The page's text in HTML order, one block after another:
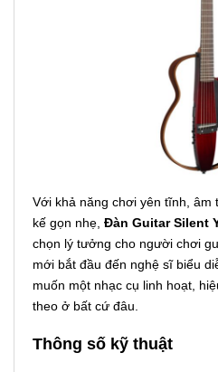
Với khả năng chơi yên tĩnh, âm
kế gọn nhẹ, Đàn Guitar Silent
chọn lý tưởng cho người chơi
mới bắt đầu đến nghệ sĩ biểu
muốn một nhạc cụ linh hoạt,
theo ở bất cứ đâu.
Thông số kỹ thuật